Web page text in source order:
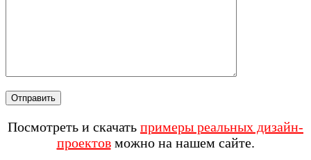
Посмотреть и скачать примеры реальных дизайн-
проектовможно на нашем сайте.